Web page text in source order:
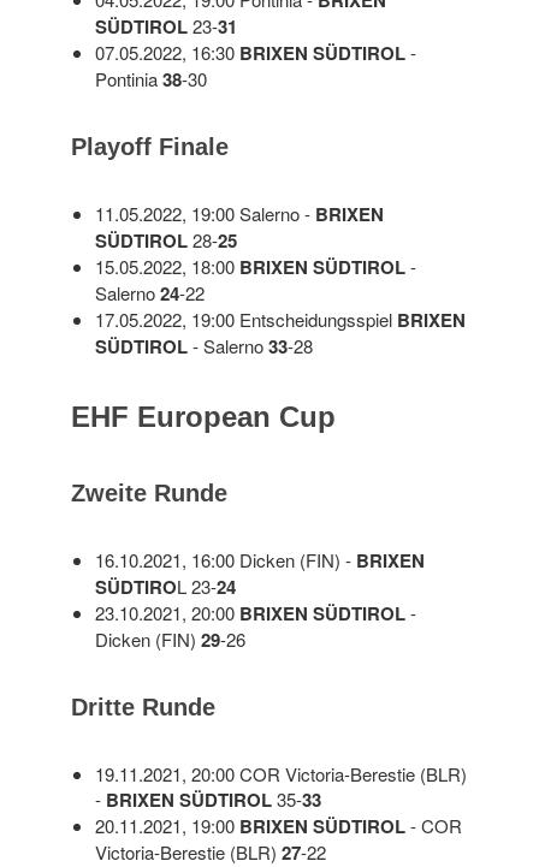
SÜDTIROL23-31
07.05.2022, 16:30 BRIXEN SÜDTIROL-
Pontinia38-30
Playoff Finale
11.05.2022, 19:00 Salerno - BRIXEN
SÜDTIROL28-25
15.05.2022, 18:00 BRIXEN SÜDTIROL-
Salerno24-22
17.05.2022, 19:00 Entscheidungsspiel BRIXEN
SÜDTIROL- Salerno33-28
EHF European Cup
Zweite Runde
16.10.2021, 16:00 Dicken (FIN) - BRIXEN
SÜDTIROL 23-24
23.10.2021, 20:00 BRIXEN SÜDTIROL-
Dicken (FIN) 29-26
Dritte Runde
19.11.2021, 20:00 COR Victoria-Berestie (BLR)
- BRIXEN SÜDTIROL35-33
20.11.2021, 19:00 BRIXEN SÜDTIROL- COR
Victoria-Berestie (BLR) 27-22